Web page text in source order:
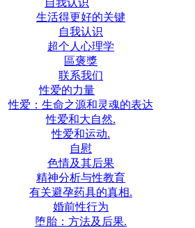
生活得更好的关键
自我认识
超个人心理学
區褒獎
联系我们
性爱的力量
性爱：生命之源和灵魂的表达
性爱和大自然.
性爱和运动.
自慰
色情及其后果
精神分析与性教育
有关避孕药具的真相.
婚前性行为
堕胎：方法及后果.